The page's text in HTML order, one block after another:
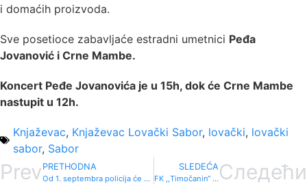
i domaćih proizvoda.
Sve posetioce zabavljaće estradni umetnici Peđa
Jovanović i Crne Mambe.
Koncert Peđe Jovanovića je u 15h, dok će Crne Mambe
nastupit u 12h.
Knjaževac, Knjaževac Lovački Sabor, lovački, lovački
sabor, Sabor
Prev PRETHODNA
Od 1. septembra policija će obezbeđivati sve škole u Srbiji
SLEDEĆA
FK ,,Timočanin“ remizirao u duelu sa ,,Borcem“ iz Paraćina Следећи